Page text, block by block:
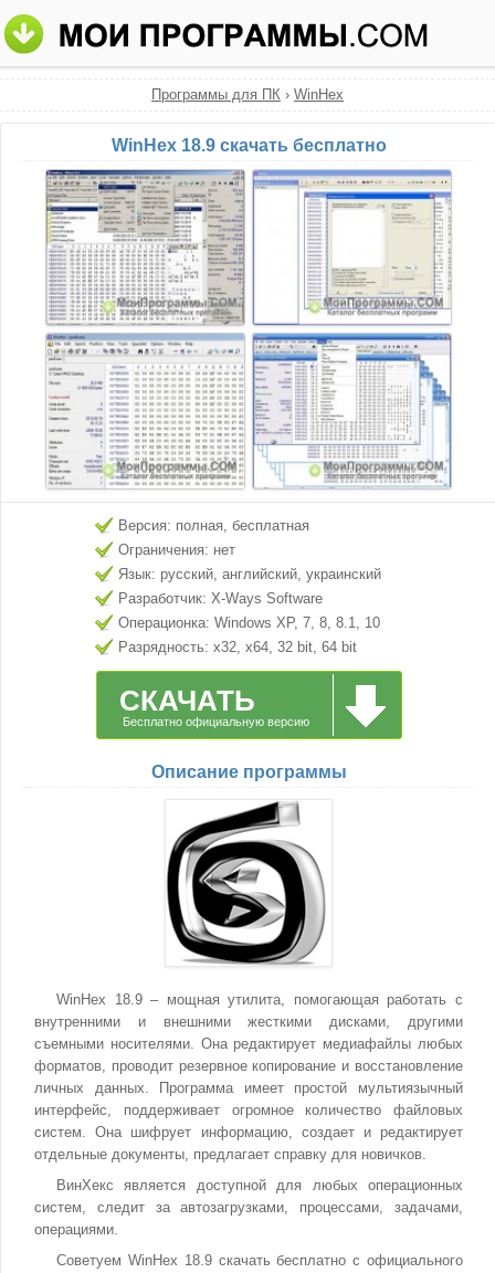
Программы для ПК › WinHex
WinHex 18.9 скачать бесплатно
Версия: полная, бесплатная
Ограничения: нет
Язык: русский, английский, украинский
Разработчик: X-Ways Software
Операционка: Windows XP, 7, 8, 8.1, 10
Разрядность: x32, x64, 32 bit, 64 bit
СКАЧАТЬ
Бесплатно официальную версию
Описание программы
WinHex 18.9 – мощная утилита, помогающая работать с
внутренними и внешними жесткими дисками, другими
съемными носителями. Она редактирует медиафайлы любых
форматов, проводит резервное копирование и восстановление
личных данных. Программа имеет простой мультиязычный
интерфейс, поддерживает огромное количество файловых
систем. Она шифрует информацию, создает и редактирует
отдельные документы, предлагает справку для новичков.
ВинХекс является доступной для любых операционных
систем, следит за автозагрузками, процессами, задачами,
операциями.
Советуем WinHex 18.9 скачать бесплатно с официального